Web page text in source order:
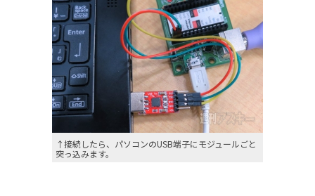
↑接続したら、パソコンのUSB端子にモジュールごと
突っ込みます。